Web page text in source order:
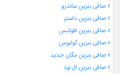
صافی بنزین ساندرو
صافی بنزین داستر
صافی بنزین فلوئنس
صافی بنزین کولیوس
صافی بنزین مگان جدید
صافی بنزین ال نود